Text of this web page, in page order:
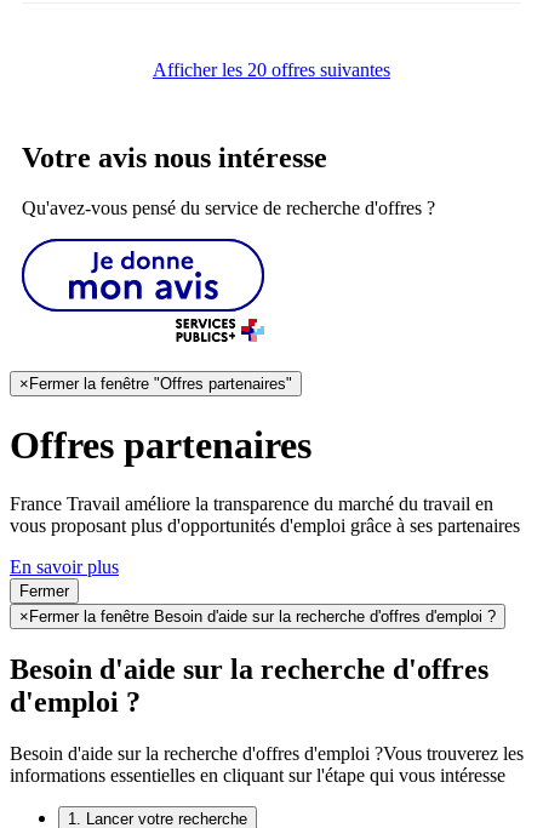
Afficher les 20 offres suivantes
Votre avis nous intéresse
Qu'avez-vous pensé du service de recherche d'offres ?
× Fermer la fenêtre "Offres partenaires"
Offres partenaires
France Travail améliore la transparence du marché du travail en
vous proposant plus d'opportunités d'emploi grâce à ses partenaires
En savoir plus
Fermer
× Fermer la fenêtre Besoin d'aide sur la recherche d'offres d'emploi ?
Besoin d'aide sur la recherche d'offres
d'emploi ?
Besoin d'aide sur la recherche d'offres d'emploi ?Vous trouverez les
informations essentielles en cliquant sur l'étape qui vous intéresse
1. Lancer votre recherche